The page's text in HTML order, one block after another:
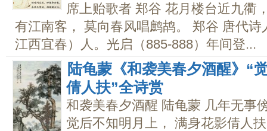
席上贻歌者 郑谷 花月楼台近九衢
有江南客， 莫向春风唱鹧鸪。 郑谷 唐代
江西宜春）人。光启（885-888）年间登...
陆龟蒙《和袭美春夕酒醒》“
倩人扶”全诗赏
和袭美春夕酒醒 陆龟蒙 几年无事
觉后不知明月上， 满身花影倩人